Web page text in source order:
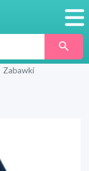
Zabawki